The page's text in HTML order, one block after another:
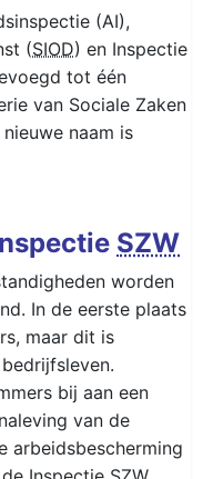
(AI),
(SIOD) en Inspectie
tot één
van Sociale Zaken
naam is
SZW
worden
In de eerste plaats
maar dit is
bij aan een
van de
arbeidsbescherming